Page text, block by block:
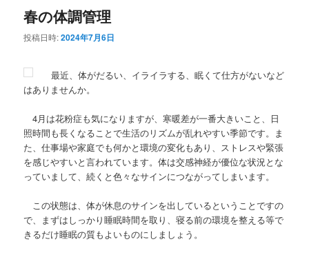
春の体調管理
投稿日時:2024年7月6日
最近、体がだるい、イライラする、眠くて仕方がないなど
はありませんか。
4月は花粉症も気になりますが、寒暖差が一番大きいこと、日
照時間も長くなることで生活のリズムが乱れやすい季節です。ま
た、仕事場や家庭でも何かと環境の変化もあり、ストレスや緊張
を感じやすいと言われています。体は交感神経が優位な状況とな
っていまして、続くと色々なサインにつながってしまいます。
この状態は、体が休息のサインを出しているということですの
で、まずはしっかり睡眠時間を取り、寝る前の環境を整える等で
きるだけ睡眠の質もよいものにしましょう。